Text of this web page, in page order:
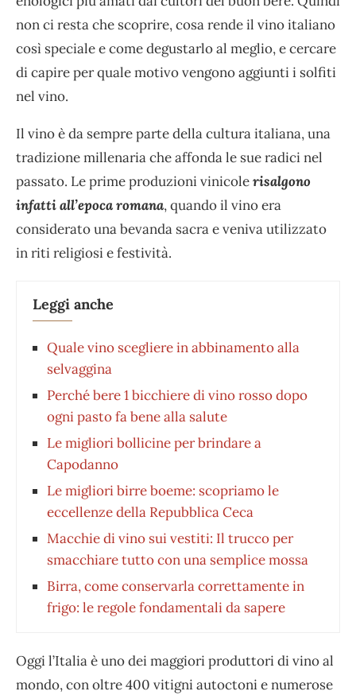
non ci resta che scoprire, cosa rende il vino italiano
così speciale e come degustarlo al meglio, e cercare
di capire per quale motivo vengono aggiunti i solfiti
nel vino.
Il vino è da sempre parte della cultura italiana, una
tradizione millenaria che affonda le sue radici nel
passato. Le prime produzioni vinicolerisalgono
infatti all’epoca romana, quando il vino era
considerato una bevanda sacra e veniva utilizzato
in riti religiosi e festività.
Leggi anche
Quale vino scegliere in abbinamento alla
selvaggina
Perché bere 1 bicchiere di vino rosso dopo
ogni pasto fa bene alla salute
Le migliori bollicine per brindare a
Capodanno
Le migliori birre boeme: scopriamo le
eccellenze della Repubblica Ceca
Macchie di vino sui vestiti: Il trucco per
smacchiare tutto con una semplice mossa
Birra, come conservarla correttamente in
frigo: le regole fondamentali da sapere
Oggi l’Italia è uno dei maggiori produttori di vino al
mondo, con oltre 400 vitigni autoctoni e numerose